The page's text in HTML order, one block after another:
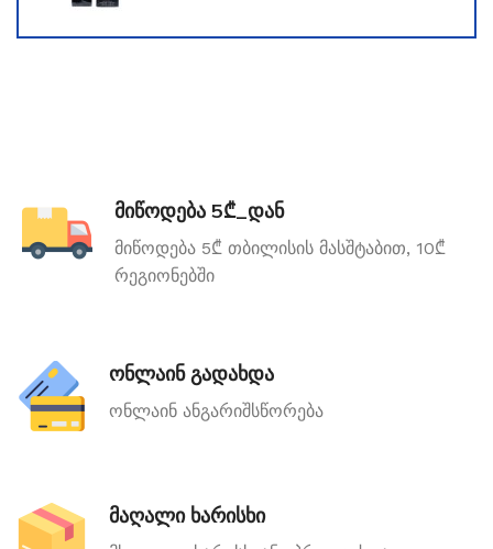
მიწოდება 5₾_დან
მიწოდება 5₾ თბილისის მასშტაბით, 10₾
რეგიონებში
ონლაინ გადახდა
ონლაინ ანგარიშსწორება
მაღალი ხარისხი